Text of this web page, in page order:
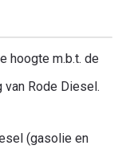
hoogte m.b.t. de
Rode Diesel.​
(gasolie en